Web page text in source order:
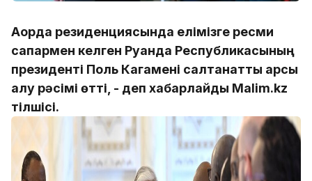
Ақорда резиденциясында елімізге ресми
сапармен келген Руанда Республикасының
президенті Поль Кагамені салтанатты қарсы
алу рәсімі өтті, - деп хабарлайды Мalim.kz
тілшісі.